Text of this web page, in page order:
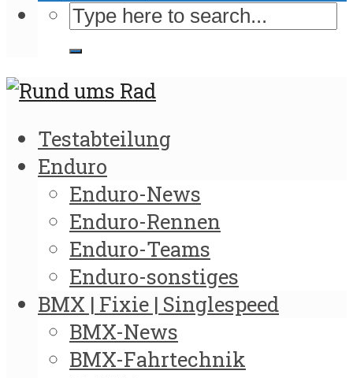
Testabteilung
Enduro
Enduro-News
Enduro-Rennen
Enduro-Teams
Enduro-sonstiges
BMX | Fixie | Singlespeed
BMX-News
BMX-Fahrtechnik